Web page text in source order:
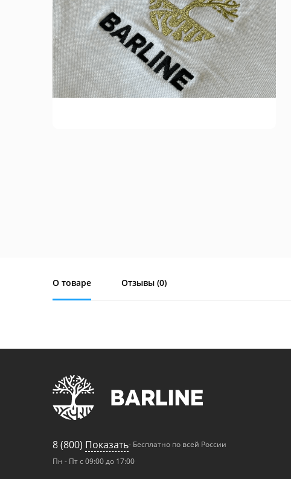
О товаре Отзывы (0)
8 (800) Показать- Бесплатно по всей России
Пн - Пт с 09:00 до 17:00